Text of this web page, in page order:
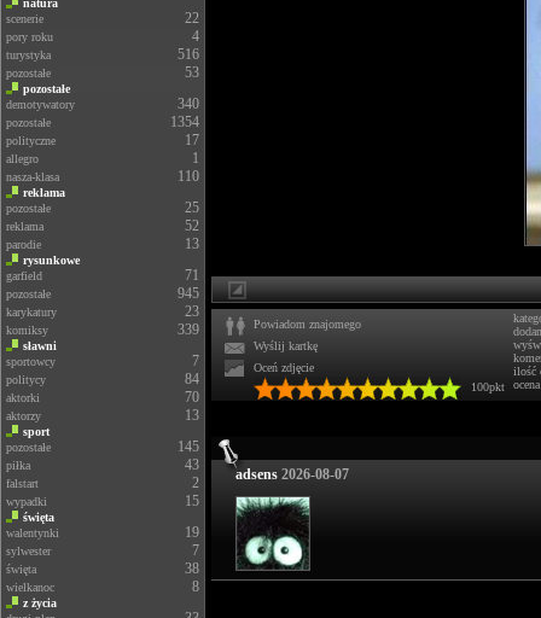
natura
scenerie
22
pory roku 4
turystyka 516
pozostałe 53
pozostałe
demotywatory
340
pozostałe 1354
polityczne 17
allegro 1
nasza-klasa 110
reklama
pozostałe
25
reklama 52
parodie 13
rysunkowe
garfield
71
pozostałe 945
karykatury 23
komiksy 339
sławni
sportowcy
7
politycy 84
aktorki 70
aktorzy 13
sport
pozostałe
145
piłka 43
falstart 2
wypadki 15
święta
walentynki
19
sylwester 7
święta 38
wielkanoc 8
z życia
Powiadom znajomego
Wyślij kartkę
Oceń zdjęcie
100pkt
ilość
ocena
adsens 2026-08-07